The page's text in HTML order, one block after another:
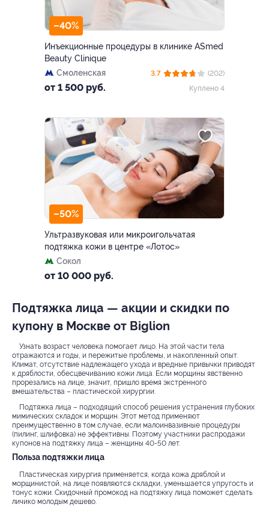
–40%
Инъекционные процедуры в клинике ASmed
Beauty Clinique
Смоленская
от 1 500 руб.
3.7
(202)
Куплено 4
–50%
Ультразвуковая или микроигольчатая
подтяжка кожи в центре «Лотос»
Сокол
от 10 000 руб.
Подтяжка лица — акции и скидки по
купону в Москве от Biglion
Узнать возраст человека помогает лицо. На этой части тела
отражаются и годы, и пережитые проблемы, и накопленный опыт.
Климат, отсутствие надлежащего ухода и вредные привычки приводят
к дряблости, обесцвечиванию кожи лица. Если морщины явственно
прорезались на лице, значит, пришло время экстренного
вмешательства – пластической хирургии.
Подтяжка лица – подходящий способ решения устранения глубоких
мимических складок и морщин. Этот метод применяют
преимущественно в том случае, если малоинвазивные процедуры
(пилинг, шлифовка) не эффективны. Поэтому участники распродажи
купонов на подтяжку лица – женщины 40-50 лет.
Польза подтяжки лица
Пластическая хирургия применяется, когда кожа дряблой и
морщинистой, на лице появляются складки, уменьшается упругость и
тонус кожи. Скидочный промокод на подтяжку лица поможет сделать
личико молодым дешево.